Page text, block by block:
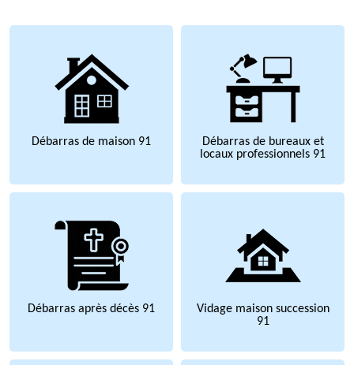
Débarras de maison 91
Débarras de bureaux et
locaux professionnels 91
Débarras après décès 91
Vidage maison succession
91